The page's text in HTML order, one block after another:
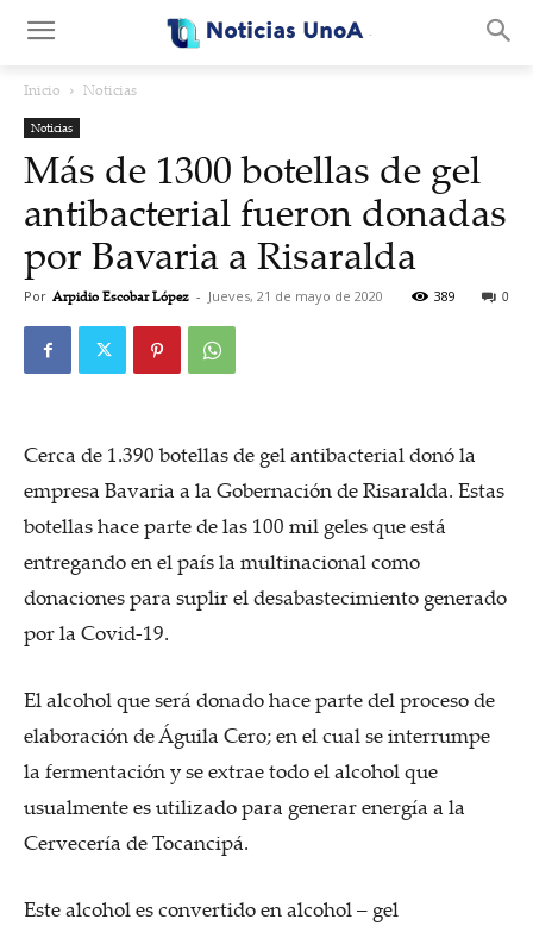
Inicio Noticias
Noticias
Más de 1300 botellas de gel
antibacterial fueron donadas
por Bavaria a Risaralda
Por Arpidio Escobar López - Jueves, 21 de mayo de 2020 0
389
Cerca de 1.390 botellas de gel antibacterial donó la
empresa Bavaria a la Gobernación de Risaralda. Estas
botellas hace parte de las 100 mil geles que está
entregando en el país la multinacional como
donaciones para suplir el desabastecimiento generado
por la Covid-19.
El alcohol que será donado hace parte del proceso de
elaboración de Águila Cero; en el cual se interrumpe
la fermentación y se extrae todo el alcohol que
usualmente es utilizado para generar energía a la
Cervecería de Tocancipá.
Este alcohol es convertido en alcohol – gel